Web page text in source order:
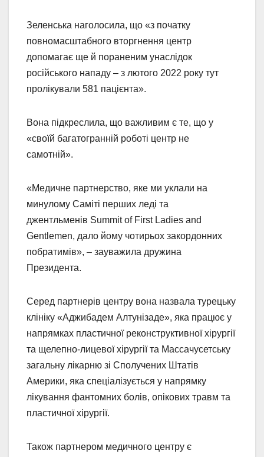
Зеленська наголосила, що «з початку
повномасштабного вторгнення центр
допомагає ще й пораненим унаслідок
російського нападу – з лютого 2022 року тут
пролікували 581 пацієнта».
Вона підкреслила, що важливим є те, що у
«своїй багатогранній роботі центр не
самотній».
«Медичне партнерство, яке ми уклали на
минулому Саміті перших леді та
джентльменів Summit of First Ladies and
Gentlemen, дало йому чотирьох закордонних
побратимів», – зауважила дружина
Президента.
Серед партнерів центру вона назвала турецьку
клініку «Аджибадем Алтунізаде», яка працює у
напрямках пластичної реконструктивної хірургії
та щелепно-лицевої хірургії та Массачусетську
загальну лікарню зі Сполучених Штатів
Америки, яка спеціалізується у напрямку
лікування фантомних болів, опікових травм та
пластичної хірургії.
Також партнером медичного центру є